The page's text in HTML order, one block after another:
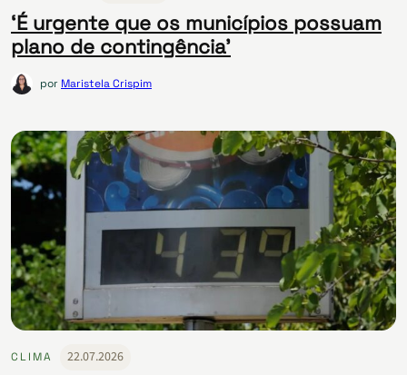
‘É urgente que os municípios possuam
plano de contingência’
por Maristela Crispim
CLIMA 22.07.2026